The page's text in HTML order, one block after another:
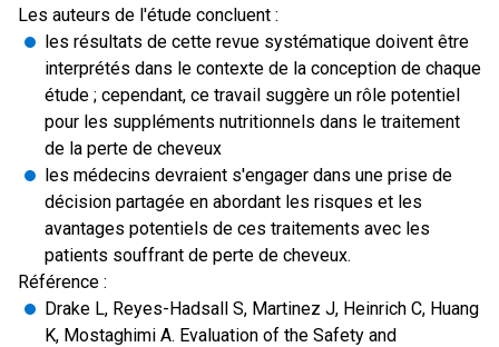
Les auteurs de l'étude concluent :
les résultats de cette revue systématique doivent être
interprétés dans le contexte de la conception de chaque
étude ; cependant, ce travail suggère un rôle potentiel
pour les suppléments nutritionnels dans le traitement
de la perte de cheveux
les médecins devraient s'engager dans une prise de
décision partagée en abordant les risques et les
avantages potentiels de ces traitements avec les
patients souffrant de perte de cheveux.
Référence :
Drake L, Reyes-Hadsall S, Martinez J, Heinrich C, Huang
K, Mostaghimi A. Evaluation of the Safety and